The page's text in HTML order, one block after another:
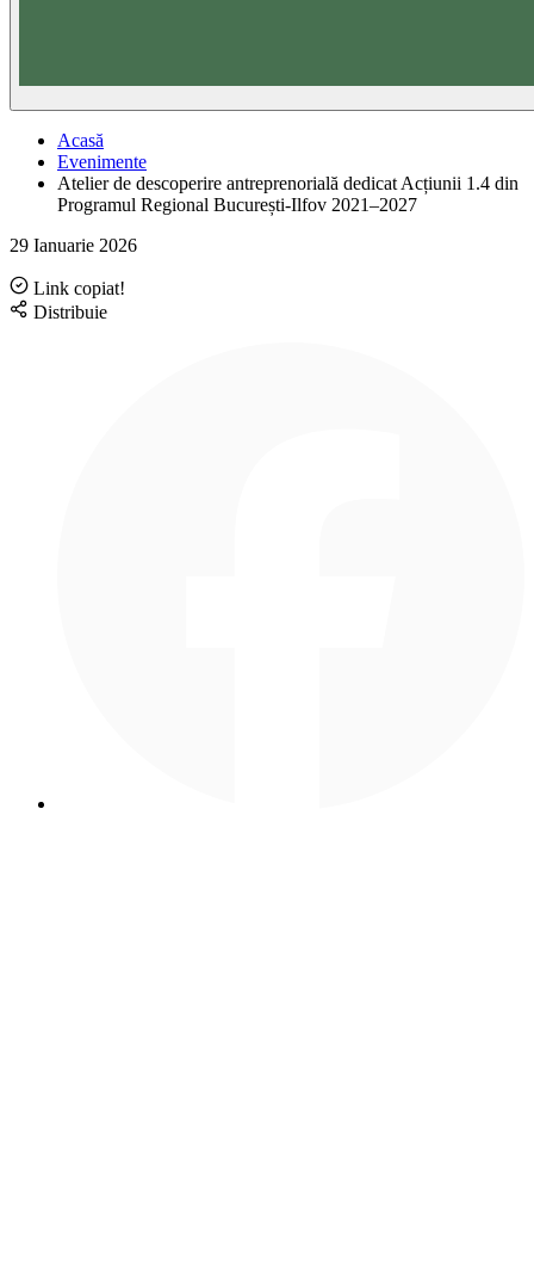
Acasă
Evenimente
Atelier de descoperire antreprenorială dedicat Acțiunii 1.4 din
Programul Regional București-Ilfov 2021–2027
29 Ianuarie 2026
Link copiat!
Distribuie